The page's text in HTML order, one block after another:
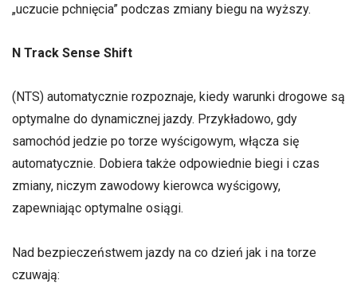
„uczucie pchnięcia” podczas zmiany biegu na wyższy.
N Track Sense Shift
(NTS) automatycznie rozpoznaje, kiedy warunki drogowe są
optymalne do dynamicznej jazdy. Przykładowo, gdy
samochód jedzie po torze wyścigowym, włącza się
automatycznie. Dobiera także odpowiednie biegi i czas
zmiany, niczym zawodowy kierowca wyścigowy,
zapewniając optymalne osiągi.
Nad bezpieczeństwem jazdy na co dzień jak i na torze
czuwają: